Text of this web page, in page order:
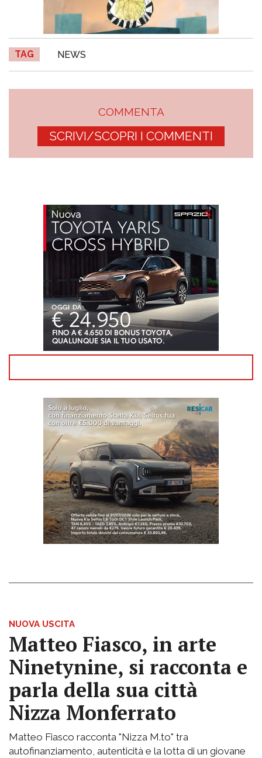
TAG NEWS
COMMENTA
SCRIVI/SCOPRI I COMMENTI
NUOVA USCITA
Matteo Fiasco, in arte
Ninetynine, si racconta e
parla della sua città
Nizza Monferrato
Matteo Fiasco racconta "Nizza M.to" tra
autofinanziamento, autenticità e la lotta di un giovane